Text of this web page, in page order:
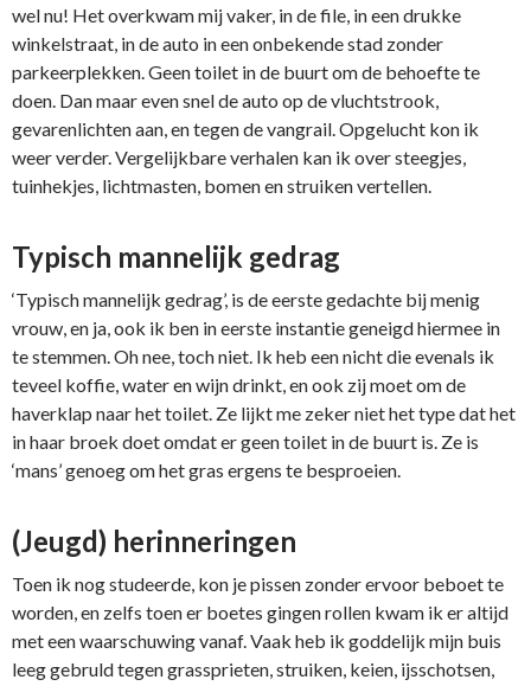
wel nu! Het overkwam mij vaker, in de file, in een drukke
winkelstraat, in de auto in een onbekende stad zonder
parkeerplekken. Geen toilet in de buurt om de behoefte te
doen. Dan maar even snel de auto op de vluchtstrook,
gevarenlichten aan, en tegen de vangrail. Opgelucht kon ik
weer verder. Vergelijkbare verhalen kan ik over steegjes,
tuinhekjes, lichtmasten, bomen en struiken vertellen.
Typisch mannelijk gedrag
‘Typisch mannelijk gedrag’, is de eerste gedachte bij menig
vrouw, en ja, ook ik ben in eerste instantie geneigd hiermee in
te stemmen. Oh nee, toch niet. Ik heb een nicht die evenals ik
teveel koffie, water en wijn drinkt, en ook zij moet om de
haverklap naar het toilet. Ze lijkt me zeker niet het type dat het
in haar broek doet omdat er geen toilet in de buurt is. Ze is
‘mans’ genoeg om het gras ergens te besproeien.
(Jeugd) herinneringen
Toen ik nog studeerde, kon je pissen zonder ervoor beboet te
worden, en zelfs toen er boetes gingen rollen kwam ik er altijd
met een waarschuwing vanaf. Vaak heb ik goddelijk mijn buis
leeg gebruld tegen grassprieten, struiken, keien, ijsschotsen,